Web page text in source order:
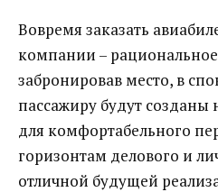
Вовремя заказать
компании –
забронировав место, в
пассажиру будут
для комфортабельного
горизонтам делового и
отличной будущей